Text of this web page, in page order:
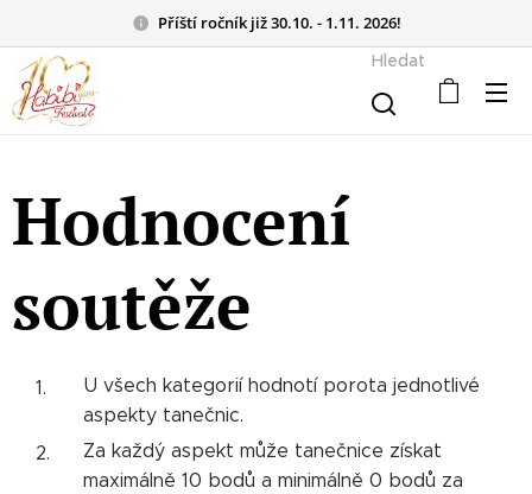
Příští ročník již 30.10. - 1.11. 2026!
Hledat
Hodnocení
soutěže
U všech kategorií hodnotí porota jednotlivé
aspekty tanečnic.
Za každý aspekt může tanečnice získat
maximálně 10 bodů a minimálně 0 bodů za